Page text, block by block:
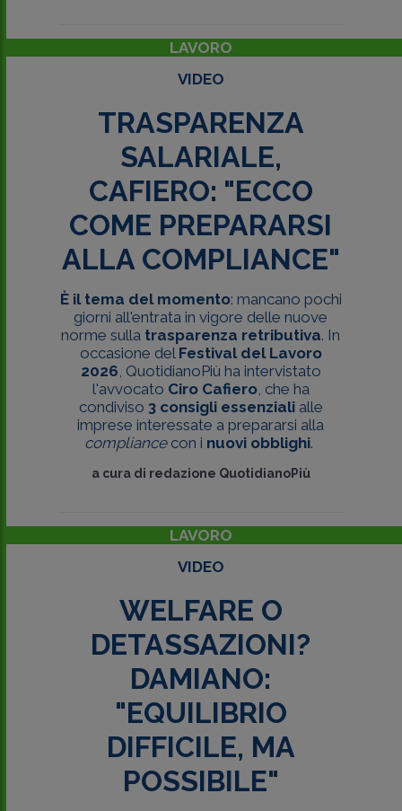
LAVORO
VIDEO
TRASPARENZA
SALARIALE,
CAFIERO: "ECCO
COME PREPARARSI
ALLA COMPLIANCE"
È il tema del momento: mancano pochi
giorni all'entrata in vigore delle nuove
norme sulla trasparenza retributiva. In
occasione del Festival del Lavoro
2026, QuotidianoPiù ha intervistato
l'avvocato Ciro Cafiero, che ha
condiviso 3 consigli essenzialialle
imprese interessate a prepararsi alla
compliancecon i nuovi obblighi.
a cura di redazione QuotidianoPiù
LAVORO
VIDEO
WELFARE O
DETASSAZIONI?
DAMIANO:
"EQUILIBRIO
DIFFICILE, MA
POSSIBILE"